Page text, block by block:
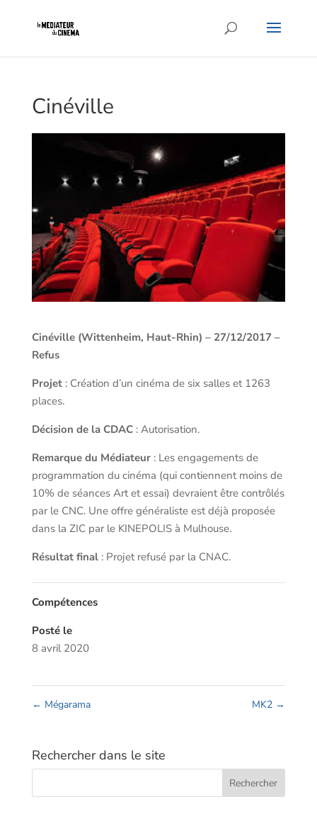
Cinéville
Cinéville (Wittenheim, Haut-Rhin) – 27/12/2017 –
Refus
Projet: Création d’un cinéma de six salles et 1263
places.
Décision de la CDAC: Autorisation.
Remarque du Médiateur: Les engagements de
programmation du cinéma (qui contiennent moins de
10% de séances Art et essai) devraient être contrôlés
par le CNC. Une offre généraliste est déjà proposée
dans la ZIC par le KINEPOLIS à Mulhouse.
Résultat final: Projet refusé par la CNAC.
Compétences
Posté le
8 avril 2020
← Mégarama MK2 →
Rechercher dans le site